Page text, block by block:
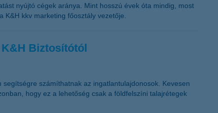
nyújtó cégek aránya. Mint hosszú évek óta mindig, most
kkv marketing főosztály vezetője.
Biztosítótól
számíthatnak az ingatlantulajdonosok. Kevesen
hogy ez a lehetőség csak a földfelszíni talajrétegek